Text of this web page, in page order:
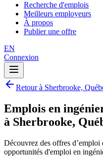
Recherche d'emplois
Meilleurs employeurs
À propos
Publier une offre
EN
Connexion
Retour à Sherbrooke,
Emplois en
à Sherbrooke,
Découvrez des offres
opportunités d'emploi en